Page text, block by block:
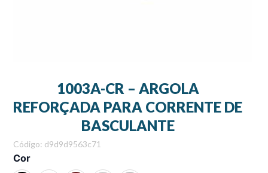
1003A-CR – ARGOLA
REFORÇADA PARA CORRENTE DE
BASCULANTE
Código: d9d9d9563c71
Cor
1003A-
CR